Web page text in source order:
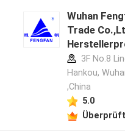
Wuhan
Trade
3F No.8
Hankou,
,China
5.0